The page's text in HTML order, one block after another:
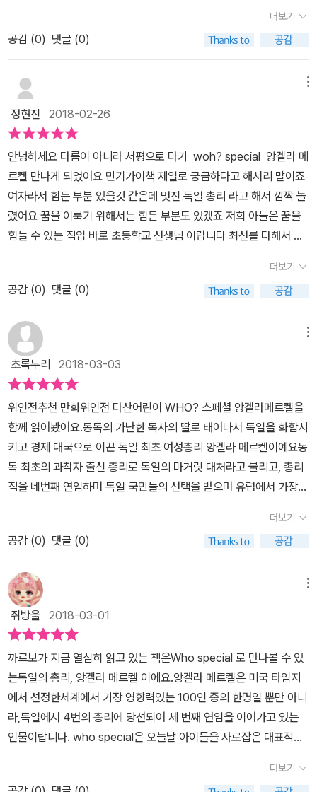
실행에 옮기곤 했어요. 열세 살의 앙겔라는 혼자 동베를린에 있는 할
머니를 만나러 가고, 매일 혼자 외출을 하며 베를린을 혼자서 구석구
석 탐사하듯이 돌아다녔어요. 러시아어 경시대회에 참가하기 위해 아
버지의 직업을 숨긴 앙겔라는 동독 대표로 선발되어 소련의 모스크바
에서 열리는 러시아어 대회에 참가하고 강대국 소련의 위상을 받아들
이고 동경하게 되지만 체코 프라하에서의 대규모 시위를 진압하는 소
련의 모습을 보며 사회주의 국가의 맹주였던 소련이 자신의 뜻에 반
하면 무차별적으로 사람을 죽일 수도 있다는 걸 깨닫게 됩니다. 동독
인이지만 누구보다 자유롭게 살았던 앙겔라의 마음 속에 사회주의 부
조리와 자유에 대한 갈망이 동시에 싹트게 되지요. ​ 고등학교 졸업
반, 베트남 전쟁이 한창이던 시기, 베트남 인민들에게 힘이 될 수 있는
문화 행사를 기획하라는 선생님의 말씀에 앙겔라는 문화 행사의 주제
고 있었고, 우리만의 추억이 담긴 행사를 친구들과 함께 만들려는 시
처하지만 부모님들의 탄원서 제출로 가벼운 징계로 넘어가게 됩니다.
카를 마르크스 대학 물리학과에 진학한 앙겔라는 1975년 서독과의
모든 관계를 끊어버리겠다는 동독 정부의 발표에 학생 시위에도 참여
하지만 시위가 진압을 당하고 실패하자 결국 동독의 사회에 순응하는
길을 택하게 되지요. ​ 23세의 나이에 결혼한 앙겔라는 4년만에 이혼
하고 동독 학술아카데미 산하 물리화학연구소에서 일하게 됩니다. 12
년 동안 연구에 매진하여 선임연구원이 된 앙겔라는 고르바초프의 페
레스토로이카 정책에 따른 변화에 동독과 서독사이에 1986년 문화
협정이 체결되고 동독 곳곳에서 서독과의 통일을 촉구하는 시위가 일
어나자 동독의 지도자 크렌츠는 서독 방문을 조만간 자유롭게 하겠다
는 성명을 발표하고 동독인들은 서독과의 교류를 막고 있던 베를린
란드에서도 관심을 가지는 독일의 통일에 대하여 통일 독일에 관심을
가지고 대비하기 위해 정보를 찾아나섭니다. 민주변혁의 전당대회를
보러 간 앙겔라는 통일 독일의 시대를 위해 자신도 당과 함께 하기로
결심하고 그의 유능하고 신속한 일처리 능력을 인정받아 민주변혁의
대변인으로 정치에 입문하게 됩니다. 개인의 삶을 추구하는 것보다
가치 있는 일이라 생각한 민주변혁 대변인의 일을 시작으로 불과 한
달 전만 해도 평범한 연구원이었던 그는 정치에 뛰어들게 되지만, 19
90년 동독의 마지막 선거에 승리할 것이라는 자신감과 달리 패배의
좌절에 빠지게 되지요. ​ 앙겔라는 민주변혁의 참패 후 뜻밖에 정부 요
지켜보게 되지요. 서독의 주도로 2 + 4 조약이 체결된 후 통일은 급
비판하게 되고스스로 상황을 파악후 결단을 내리는 주체성을 굳건히
하지요. 대학 시절 동독 정부의 폐쇄적 공산주의 정책에 실망해 시위
나서야 함을 깨닫고정치로 뛰어 들지요. 통일 독일을 준비하기위
해 동독과 서독을 모두 잘 아는 자신의 역할이 꼭 필요하다 믿고자신
이 정치에 나서야 할때임을 주저하지 않는 그녀는1989년에 기민당
입당, 본격적으로 정치에 입문합니다. 앙겔라는 어릴 때부터 사역하
신 아버지의 영향덕에열린 마음을 갖게되고자신과 반대 성향인 야당
에도 좋은 정책이 있다면 기꺼이 받아들이고 추진합니다.반면 정치
경력이 짧다는 이유만으로 업무 태만과 남을 헐뜯는 직원은 가차없
이 해임 하는단호함을 보입니다. 수십 년째 같은 단발머리
옷은 관심 밖이고일반 아파트에 살면서 집무가 끝나고 집으로 돌아가
는 길에 도엔 슈퍼마켓에 들러 장을 보며다른 사람들과 똑같이 줄을
서서 차례를 기다렸다가 계산을 하는소탈함을 보여주기에독일 사람
들은 그녀를 사랑하고2005년부터 현재까지 4번 연이어 총리직을
수행하고 있으며독일을 넘어 유럽의 지도자로 인정받고 있습니
다. 앙겔라는 주체성과 결단력, 열린 마음과 소탈함으로 평범한 생활
과 위대한 정치지도력으로사랑받고 있는 인물로10가지 성공 리더십
을 가지고 있답니다.1.원하는 것은 건력이 아니라 '성공'2.견실한 교
육의 힘3. 자신이 속한 곳에서 최고가 되어라4. 강력한 여성 네트워
크를 이용하라5. 자연과학으로 생각하라6. 남정들을 읽어라7. 위험
을 최소화시켜라8. 갈등 사이에 다리를 놓아라9. 해적 정신10. 치밀
하게 계획하고 행동하라앙겔라 자신의 철저한 정치적 신념의 요소들
라와 같은 분단 국가였다가 세계강국으로 다시 성장한 독일 총리의
발전된 정치관을간접적으로 경험해 볼 수 있는 좋은 책이었습니다.작
년 겨울 촛불집회의 승리로 우리나라의 정권은 바뀌고 전대통령들의
지도력과 행적은 하나같이 의심을 받는 이즈음...너무도 비교되는 앙
겔라 메르켈의 거침없는 행보에한없이 부러울 수밖에 없는 안타까운
현실!통합지식 플러스를 통해 앙겔라 총리뿐아니라 독일에 관련된 시
대적 흐름과 문화적 요소를 학습할 수 있어 말그대로 통합 지식을 쌓
을 수 있었답니다,.바로 이 부분때문에 여타의 학습만화와 Who시리
즈는 격이 다른 책으로엄마입장에서 적극 추천하는 것이구요. 책 뒷
부분 '어린이 생각마당'은 독후활동으로 손색이 없는데책을 읽은 친구
들의 멋진 꿈을 향해 나아갈 수 있게 도와줄 진로 탐색의 장이 펼쳐진
답니다.학습만화로써 재미있고진로탐색등의 논술대비용으로 활용할
수있어앙겔라를 통한 문제인지및 나아가 내 꿈의 확장 영역을 글로
써볼 수 있는자신감을 심어줄 장이 펼쳐졌답니다.아는만큼 보인다고
람들은 아버지를 비난하게 되고 그 상황이 힘든 앙겔라아버지가 항상
혼자서도 잘 할수 있는 아이라 믿고 있다는 엄마의 말에 안정을 찾은
앙겔라 부모의 믿는다는 말 한마디가 아이에게 얼마나 큰 영향을 주
는지 다시 한번 느끼게 해주네요대학을 가기위해 러시아어 전국경시
대회에서 우승을 하게 되고대회가 열린 소련을 보면서 사회주의 국가
를 동경하게 되는데체코의 자유를 요구하는 대규모시위를 소련이 사
살하고 진압하는 걸 보면서 자유를 갈망하게 되어요결혼을 하고 동독
물리화학연구소에서 일하던 앙겔라1989년 11월 9일 베를린 장벽이
무너지고 통일에 대한 열망이 커지면서 당의 대변인으로 일하게 된
앙겔라우연히 정부 부대변인이 된 앙겔라​동독이 서독에 합병되면서
동독을 잘 하는 정치인이 직접되어열심히 발벗고 뛰는 앙겔라맡은 일
에 최선을 다하고 여자라고 비난받고 놀리는 말들을 쏙 들어가게 만
든 앙겔라청렴하고 최선을 다하던 앙겔라는 2005년 독일 최초의 여
성 총리가 되었어요3번의 총리를 하면서 역사를 왜곡하는 일본에게
자신의 신념을 믿고 자신이 생각한 것을 밀어붙이면서 정직하게 최선
을 다해 노력하는 모습우리나라에도 필요한 정치인 상인 것 같아요W
ho의 좋은 점은 책을 읽고나서 어린이 생각마당을 풀어볼수 있다는
거에요책을 읽는 거에 그치지 않고그 속에서 위인들의 생각을 한번도
정리하고 나에게 적용시켜볼수 있는 것위인을 통해 나의 진로를 생각
해 볼수 있는 기회는 마련해 줘서아이에게도 부모에게도 참 좋은 책
이네요여성으로서 부러우면서도 저런 정치인을 둔 독일이 참 부럽다
는어수선한 요즘 우리나라 정치계에 저런 정치인이 있으면 참 좋겠다
늘 모든 의견을 듣고 수렴하고 포용하고 적용하는 앙겔라멋쟁이 아줌
더보기
공감 (0) 댓글 (0)
정현진 2018-02-26
안녕하세요 다름이 아니라 서평으로 다가 woh? special 앙겔라 메
르켈 만나게 되었어요 민기가이책 제일로 궁금하다고 해서리 말이죠
여자라서 힘든 부분 있을것 같은데 멋진 독일 총리 라고 해서 깜짝 놀
렸어요 꿈을 이룩기 위해서는 힘든 부분도 있겠죠 저희 아들은 꿈을
힘들 수 있는 직업 바로 초등학교 선생님 이랍니다 최선를 다해서 멋
겔라 메르켈는 아버지 목사 였기 때문에 교회를 다녀고 께서 거기서
만나는 친구나 언니들 편견과 허물없이 대해 주었다 비록 장애자 갖
고 있어도 말이죠 민기가 그때 뭔가가 다른 느낌이 들었다 저도 작년
3학년 민기네반 친구중 동언이가 다리가 불편한 장애자 이였지만 함
께 했던 친구라서 좋았다고 하면 기억를 하더라구요~~앙겔라 메르
켈 아버지가 목사 였기 때문에 항상 바쁘고 어린 자식들 함께 같이 놀
아주지를못했어요 그래서 엄마는 동생들 과 같이 놀면 된다고 말씀하
셨고 앙겔라 메르켈는 아빠를 기다려는 모습 볼때마다 엄마는 속상한
마음이여 겠죠 저도 보니까 알수가 있네요~~ 앙켈라 메르켈는 늘 혼
자있다고 생각이였다 엄마는 언제나 혼자서 할수 있다는게 믿음 간
다고 하였다 그래서 부모님에게 의지 하지 않고 동생들과 함께 해썬
앙켈라 메르켈 모습를 엿볼수가 있었다 자기도 어린것 같은데 혼자서
스스로 하던 모습이 민기하고 똑같다 민기도 7살때 혼자서심부름하
고 또한 8살때 머리자르고 손톱과 발톱 혼자서 다 자르고 했으니까
음식쓰레기 까지 가끔씩 엄마 힘들다고 도와주고 했어요 멋진 어린이
라고 생각이 들때가 많습니다 중간마다 통합지식 플러스2제2차 세계
대전과 독일 대해 기습과 공격대해 설명 명시가 되어서 저희 아들 민
기가 아직은어린지만 좀더 크면 잘 이해하기가 쉽겠죠 역시 woh?
다산 어린이 책들 뭔가가 다른 느낌이 들고초등 전학년 다볼수 있도
록 만화 형식처럼 대해서 나와서 좋네요 따분지 않고 지루한 부분 전
혀없더라구요 엄마가 볼때두 마찬겠지만요관광객들이 모르는길도 가
르쳐주고 앙겔라 메르켈 에게 요즘 아이들 달리 옷도 화려하고 자유
국가에서 사는 아이라도 칭찬해주고 대체 무슨 의미 일까? 더국므햇
책을 통해서 공부라도 하는것 일까요 목사 아이들다 합격 보류 이였
더보기
공감 (0) 댓글 (0)
초록누리 2018-03-03
위인전추천 만화위인전 다산어린이 WHO? 스페셜 앙겔라메르켈을
함께 읽어봤어요.동독의 가난한 목사의 딸로 태어나서 독일을 화합시
키고 경제 대국으로 이끈 독일 최초 여성총리 앙겔라 메르켈이예요동
독 최초의 과착자 출신 총리로 독일의 마거릿 대처라고 불리고, 총리
직을 네번째 연임하며 독일 국민들의 선택을 받으며 유럽에서 가장
가였던 독일의 총리 앙겔라 메르켈의 스토리는 제니에게도 넘 흥미
있는 내용이었던것 같아요.만화위인전이라서 더욱 흡입력있는 WH
O? special 앙겔라 메르켈 넘 재미있었어요.독일 총리 앙겔라 메르
켈의 정치적 업적 뿐 아니라 성공리더쉽까지 자세하게 만나볼수 있어
서 좋은 만화위인전 WHO? special 시리즈도 다 소장하고 싶어집니
다.
더보기
공감 (0) 댓글 (0)
쥐방울 2018-03-01
까르보가 지금 열심히 읽고 있는 책은Who special 로 만나볼 수 있
는독일의 총리, 앙겔라 메르켈 이에요.앙겔라 메르켈은 미국 타임지
에서 선정한세계에서 가장 영향력있는 100인 중의 한명일 뿐만 아니
라,독일에서 4번의 총리에 당선되어 세 번째 연임을 이어가고 있는
인물이랍니다. who special은 오늘날 아이들을 사로잡은 대표적인
게 여기는 분야에서 성공한 인물들의이야기를 만나볼 수 있는 책이랍
더보기